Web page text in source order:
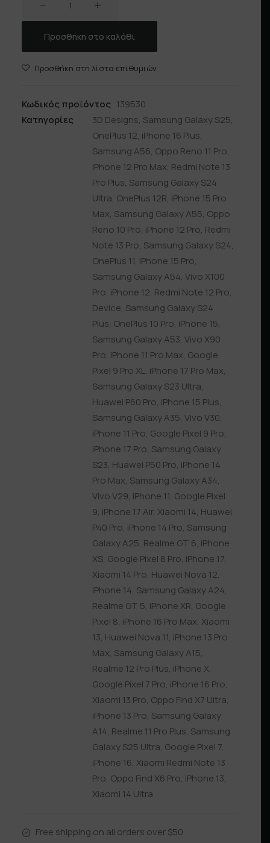
Προσθήκη στο καλάθι
Προσθήκη στη λίστα επιθυμιών
Κωδικός προϊόντος 139530
Κατηγορίες
3D Designs, Samsung Galaxy S25,
OnePlus 12, iPhone 16 Plus,
Samsung A56, Oppo Reno 11 Pro,
iPhone 12 Pro Max, Redmi Note 13
Pro Plus, Samsung Galaxy S24
Ultra, OnePlus 12R, iPhone 15 Pro
Max, Samsung Galaxy A55, Oppo
Reno 10 Pro, iPhone 12 Pro, Redmi
Note 13 Pro, Samsung Galaxy S24,
OnePlus 11, iPhone 15 Pro,
Samsung Galaxy A54, Vivo X100
Pro, iPhone 12, Redmi Note 12 Pro,
Device, Samsung Galaxy S24
Plus, OnePlus 10 Pro, iPhone 15,
Samsung Galaxy A53, Vivo X90
Pro, iPhone 11 Pro Max, Google
Pixel 9 Pro XL, iPhone 17 Pro Max,
Samsung Galaxy S23 Ultra,
Huawei P60 Pro, iPhone 15 Plus,
Samsung Galaxy A35, Vivo V30,
iPhone 11 Pro, Google Pixel 9 Pro,
iPhone 17 Pro, Samsung Galaxy
S23, Huawei P50 Pro, iPhone 14
Pro Max, Samsung Galaxy A34,
Vivo V29, iPhone 11, Google Pixel
9, iPhone 17 Air, Xiaomi 14, Huawei
P40 Pro, iPhone 14 Pro, Samsung
Galaxy A25, Realme GT 6, iPhone
XS, Google Pixel 8 Pro, iPhone 17,
Xiaomi 14 Pro, Huawei Nova 12,
iPhone 14, Samsung Galaxy A24,
Realme GT 5, iPhone XR, Google
Pixel 8, iPhone 16 Pro Max, Xiaomi
13, Huawei Nova 11, iPhone 13 Pro
Max, Samsung Galaxy A15,
Realme 12 Pro Plus, iPhone X,
Google Pixel 7 Pro, iPhone 16 Pro,
Xiaomi 13 Pro, Oppo Find X7 Ultra,
iPhone 13 Pro, Samsung Galaxy
A14, Realme 11 Pro Plus, Samsung
Galaxy S25 Ultra, Google Pixel 7,
iPhone 16, Xiaomi Redmi Note 13
Pro, Oppo Find X6 Pro, iPhone 13,
Xiaomi 14 Ultra
Free shipping on all orders over $50